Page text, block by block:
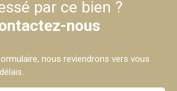
par ce bien ?
nous
nous reviendrons vers vous